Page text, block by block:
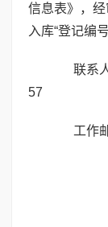
信息表》，
入库“登记编号
联系人
57
工作邮